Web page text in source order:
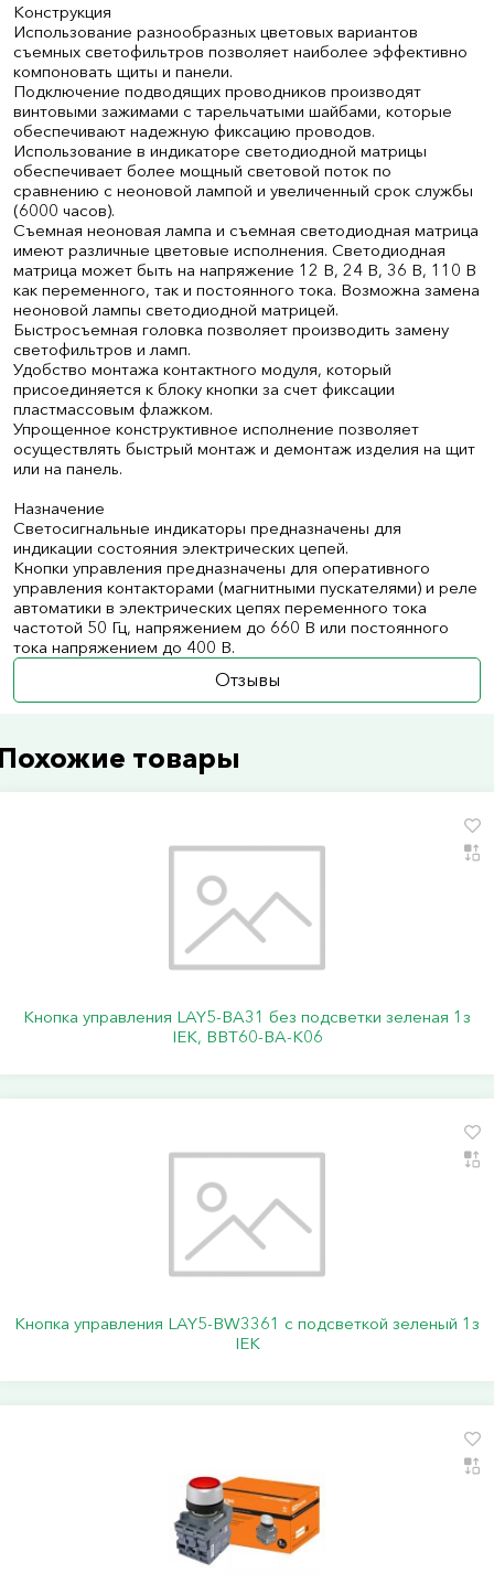
Конструкция
Использование разнообразных цветовых вариантов
съемных светофильтров позволяет наиболее эффективно
компоновать щиты и панели.
Подключение подводящих проводников производят
винтовыми зажимами с тарельчатыми шайбами, которые
обеспечивают надежную фиксацию проводов.
Использование в индикаторе светодиодной матрицы
обеспечивает более мощный световой поток по
сравнению с неоновой лампой и увеличенный срок службы
(6000 часов).
Съемная неоновая лампа и съемная светодиодная матрица
имеют различные цветовые исполнения. Светодиодная
матрица может быть на напряжение 12 В, 24 В, 36 В, 110 В
как переменного, так и постоянного тока. Возможна замена
неоновой лампы светодиодной матрицей.
Быстросъемная головка позволяет производить замену
светофильтров и ламп.
Удобство монтажа контактного модуля, который
присоединяется к блоку кнопки за счет фиксации
пластмассовым флажком.
Упрощенное конструктивное исполнение позволяет
осуществлять быстрый монтаж и демонтаж изделия на щит
или на панель.
Назначение
Светосигнальные индикаторы предназначены для
индикации состояния электрических цепей.
Кнопки управления предназначены для оперативного
управления контакторами (магнитными пускателями) и реле
автоматики в электрических цепях переменного тока
частотой 50 Гц, напряжением до 660 В или постоянного
тока напряжением до 400 В.
Отзывы
товары
Кнопка управления LAY5-BA31 без подсветки зеленая 1з
IEK, BBT60-BA-K06
Кнопка управления LAY5-BW3361 с подсветкой зеленый 1з
IEK